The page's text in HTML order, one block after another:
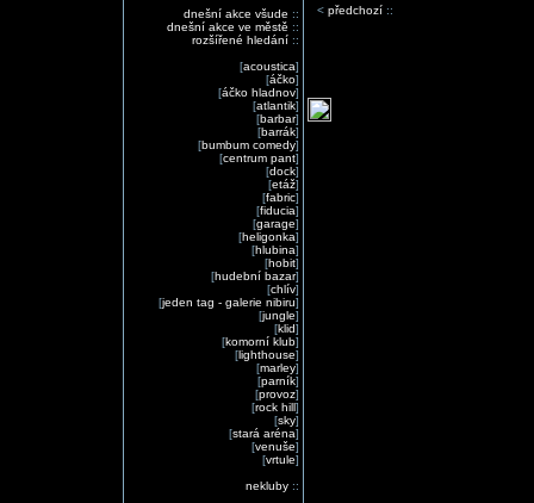
dnešní akce všude ::
dnešní akce ve městě ::
rozšířené hledání::
[acoustica]
[áčko]
[áčko hladnov]
[atlantik]
[barbar]
[barrák]
[bumbum comedy]
[centrum pant]
[dock]
[etáž]
[fabric]
[fiducia]
[garage]
[heligonka]
[hlubina]
[hobit]
[hudební bazar]
[chlív]
[jeden tag - galerie nibiru]
[jungle]
[klid]
[komorní klub]
[lighthouse]
[marley]
[parník]
[provoz]
[rock hill]
[sky]
[stará aréna]
[venuše]
[vrtule]
nekluby::
< předchozí::